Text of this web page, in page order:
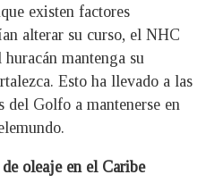
existen factores
alterar su curso, el NHC
mantenga su
Esto ha llevado a las
del Golfo a mantenerse en
oleaje en el Caribe